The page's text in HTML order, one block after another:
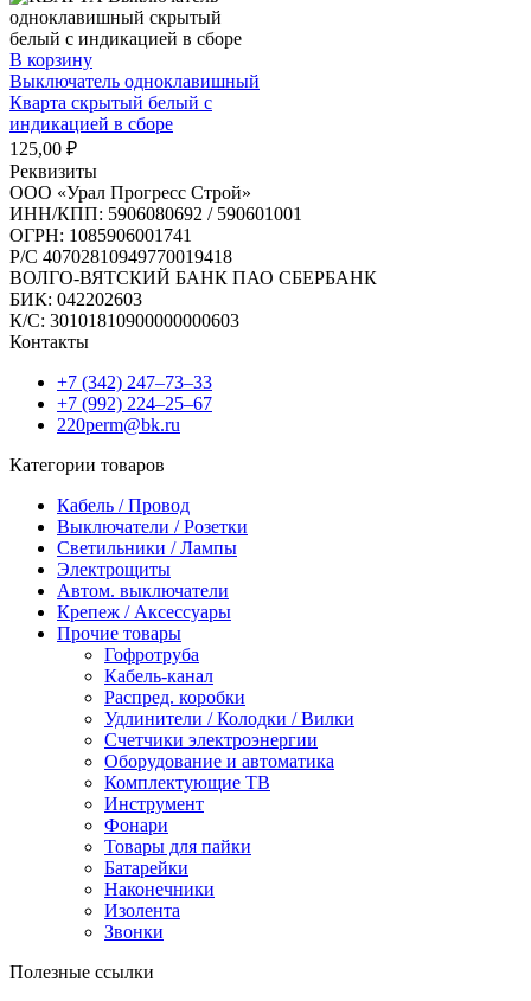
В корзину
Выключатель одноклавишный
Кварта скрытый белый с
индикацией в сборе
125,00 ₽
Реквизиты
ООО «Урал Прогресс Строй»
ИНН/КПП: 5906080692 / 590601001
ОГРН: 1085906001741
Р/C 40702810949770019418
ВОЛГО-ВЯТСКИЙ БАНК ПАО СБЕРБАНК
БИК: 042202603
К/С: 30101810900000000603
Контакты
+7 (342) 247‒73‒33
+7 (992) 224‒25‒67
220perm@bk.ru
Категории товаров
Кабель / Провод
Выключатели / Розетки
Светильники / Лампы
Электрощиты
Автом. выключатели
Крепеж / Аксессуары
Прочие товары
Гофротруба
Кабель-канал
Распред. коробки
Удлинители / Колодки / Вилки
Счетчики электроэнергии
Оборудование и автоматика
Комплектующие ТВ
Инструмент
Фонари
Товары для пайки
Батарейки
Наконечники
Изолента
Звонки
Полезные ссылки